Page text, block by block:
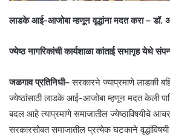
लाडके आई-आजोबा म्हणून वृद्धांना मदत करा – डॉ.
ज्येष्ठ नागरिकांची कार्यशाळा कांताई सभागृह येथे
जळगाव प्रतिनिधी–सरकारने ज्याप्रमाणे लाडकी
ज्येष्ठांसाठी लाडके आई-आजोबा म्हणून मदत केली
बदल आहे त्याप्रमाणे समाजातील ज्येष्ठाविषयीचे
सरकारसोबत समाजातील प्रत्येक घटकाने